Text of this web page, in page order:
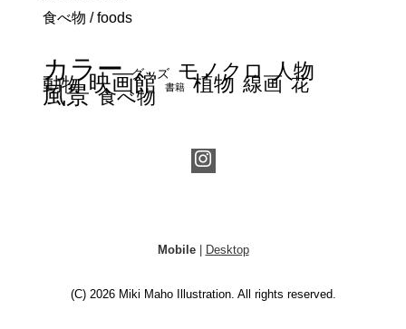
食べ物 / foods
カラー グッズ モノクロ 人物
動物 映画館 書籍 植物 線画 花
風景 食べ物
Mobile| Desktop
(C) 2026 Miki Maho Illustration. All rights reserved.